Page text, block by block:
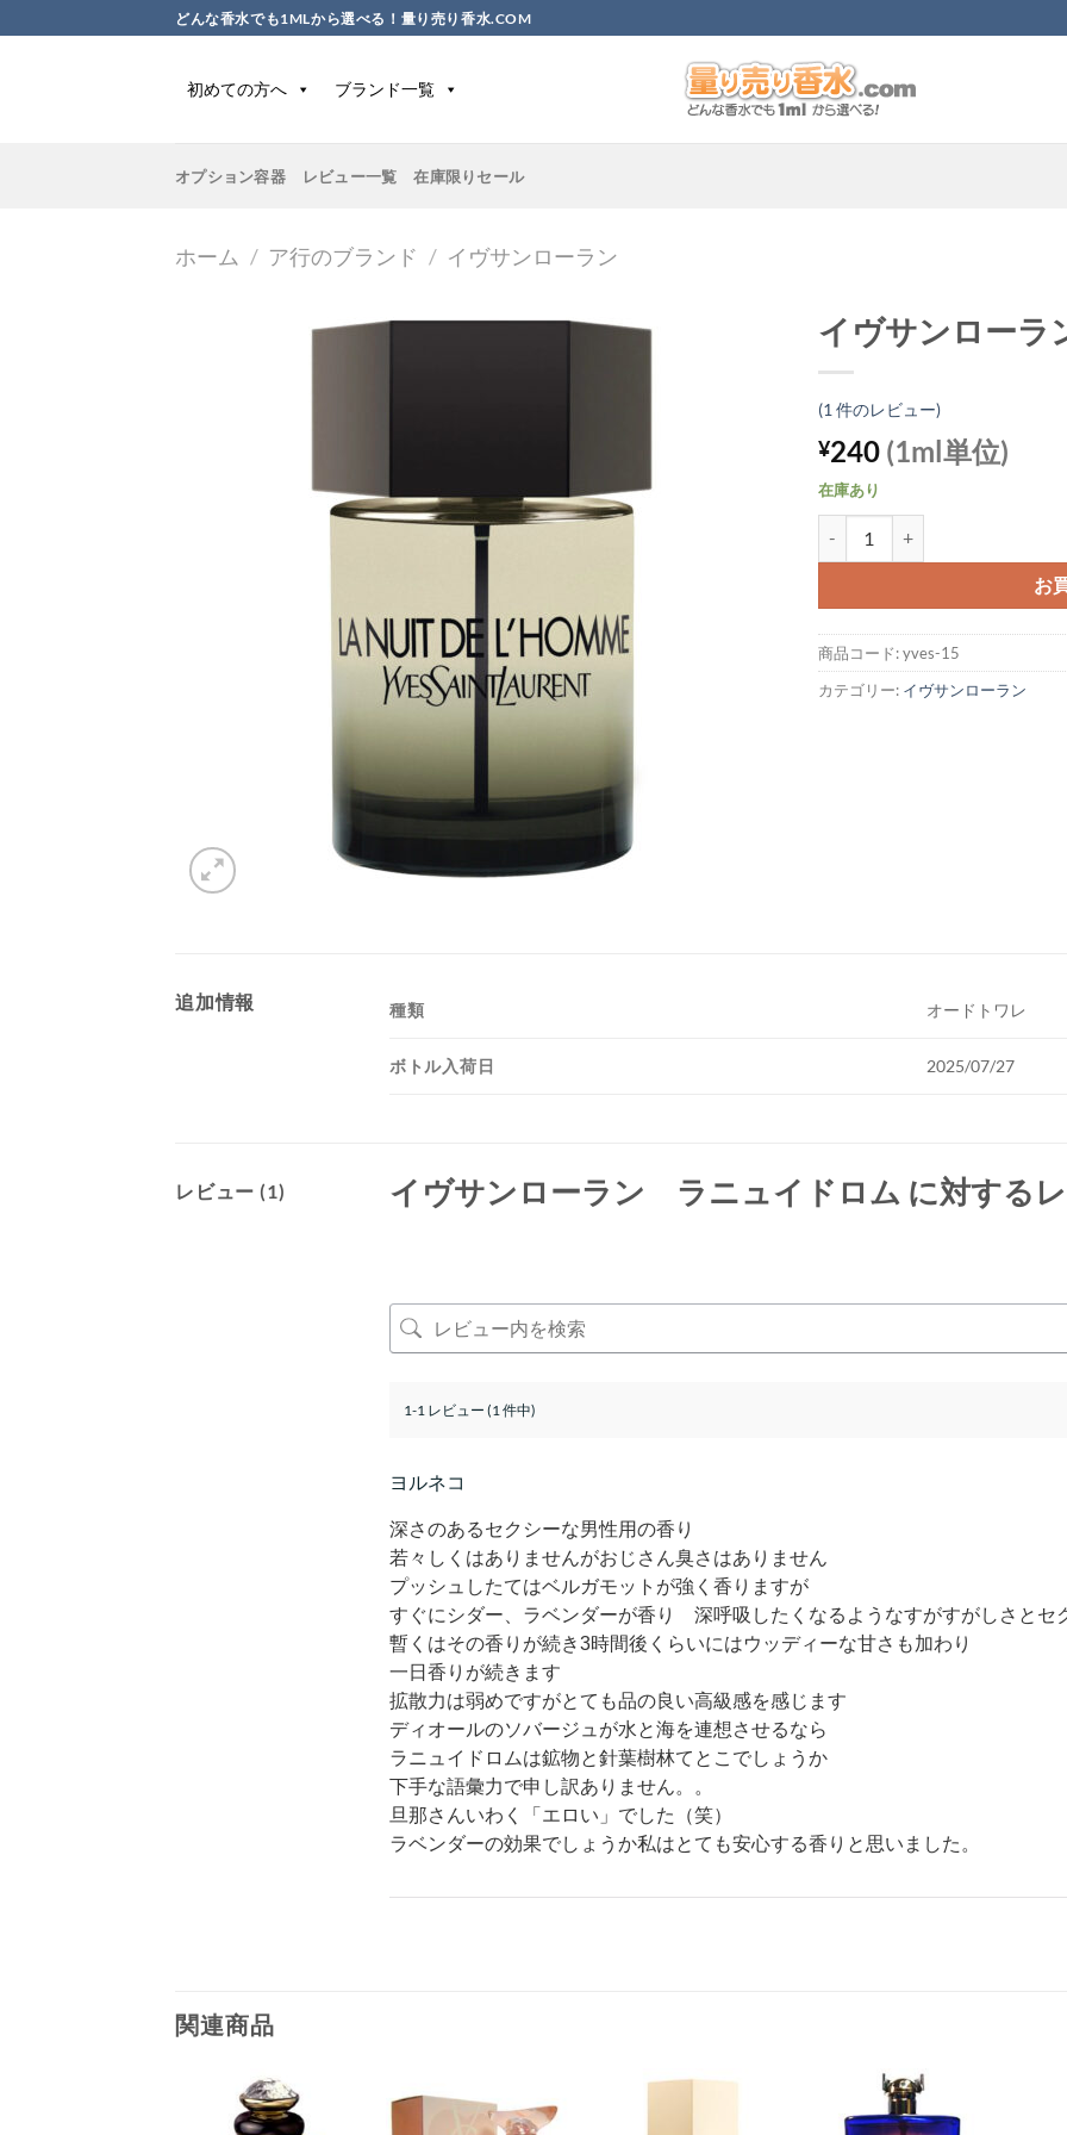
to
どんな香水でも1MLから選べる！量り売り香水.COM
初めての方へ ブランド一覧
オプション容器 レビュー一覧 在庫限りセール
ホーム / ア行のブランド / イヴサンローラン
イヴサンロー
(1 件のレビュー)
¥240 (1ml単位)
在庫あり
お
商品コード:yves-15
カテゴリー: イヴサンローラン
追加情報 種類 オードトワレ
ボトル入荷日 2025/07/27
レビュー (1) イヴサンローラン ラニュイドロム に対する
1-1 レビュー (1 件中)
ヨルネコ
深さのあるセクシーな男性用の香り
若々しくはありませんがおじさん臭さはありません
プッシュしたてはベルガモットが強く香りますが
すぐにシダー、ラベンダーが香り 深呼吸したくなるようなすがすがしさとセ
暫くはその香りが続き3時間後くらいにはウッディーな甘さも加わり
一日香りが続きます
拡散力は弱めですがとても品の良い高級感を感じます
ディオールのソバージュが水と海を連想させるなら
ラニュイドロムは鉱物と針葉樹林てとこでしょうか
下手な語彙力で申し訳ありません。。
旦那さんいわく「エロい」でした（笑）
ラベンダーの効果でしょうか私はとても安心する香りと思いました。
関連商品